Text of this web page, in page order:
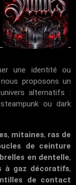
une identité ou
proposons un
alternatifs :
ou dark
, mitaines, ras de
de ceinture
en dentelle,
à gaz décoratifs,
de contact